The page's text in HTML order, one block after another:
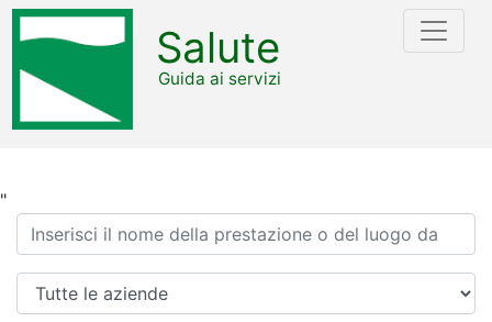
"
Salute
Guida ai servizi
Ricerca
Azienda